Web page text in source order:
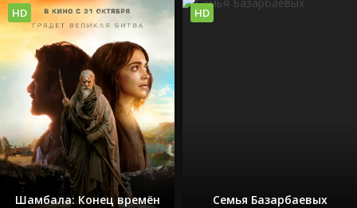
Шамбала: Конец времён
HD
Семья Базарбаевых
HD